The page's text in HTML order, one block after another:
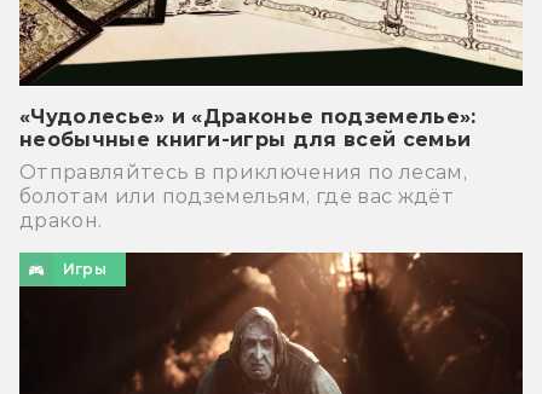
«Чудолесье» и «Драконье подземелье»:
необычные книги-игры для всей семьи
Отправляйтесь в приключения по лесам,
болотам или подземельям, где вас ждёт
дракон.
Игры